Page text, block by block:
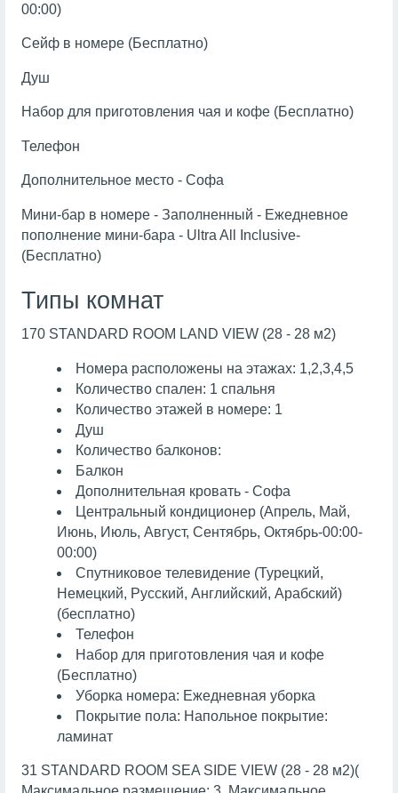
00:00)
Сейф в номере (Бесплатно)
Душ
Набор для приготовления чая и кофе (Бесплатно)
Телефон
Дополнительное место - Софа
Мини-бар в номере - Заполненный - Ежедневное
пополнение мини-бара - Ultra All Inclusive-
(Бесплатно)
Типы комнат
170 STANDARD ROOM LAND VIEW (28 - 28 м2)
Номера расположены на этажах: 1,2,3,4,5
Количество спален: 1 спальня
Количество этажей в номере: 1
Душ
Количество балконов:
Балкон
Дополнительная кровать - Софа
Центральный кондиционер (Апрель, Май,
Июнь, Июль, Август, Сентябрь, Октябрь-00:00-
00:00)
Спутниковое телевидение (Турецкий,
Немецкий, Русский, Английский, Арабский)
(бесплатно)
Телефон
Набор для приготовления чая и кофе
(Бесплатно)
Уборка номера: Ежедневная уборка
Покрытие пола: Напольное покрытие:
ламинат
31 STANDARD ROOM SEA SIDE VIEW (28 - 28 м2)(